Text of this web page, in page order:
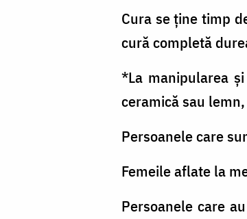
Cura se ține timp
cură completă
*La manipularea
ceramică sau
Persoanele care
Femeile aflate la
Persoanele care